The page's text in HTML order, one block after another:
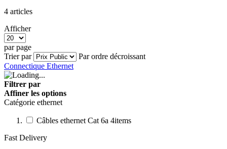
4 articles
Afficher
par page
Trier par
Par ordre décroissant
Connectique Ethernet
Filtrer par
Affiner les options
Catégorie ethernet
Câbles ethernet Cat 6a 4items
Fast Delivery